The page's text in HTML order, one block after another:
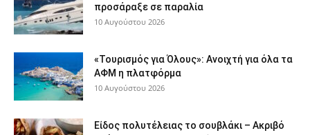
προσάραξε σε παραλία
10 Αυγούστου 2026
«Τουρισμός για Όλους»: Ανοιχτή για όλα τα
ΑΦΜ η πλατφόρμα
10 Αυγούστου 2026
Είδος πολυτέλειας το σουβλάκι – Ακριβό